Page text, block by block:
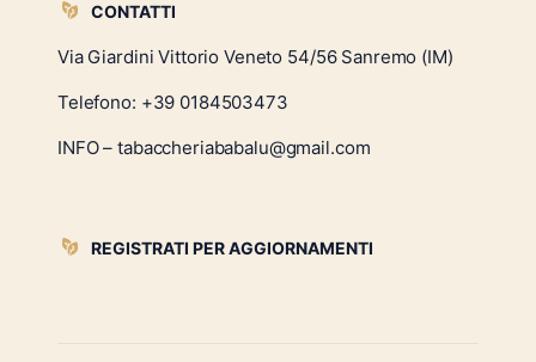
CONTATTI
Via Giardini Vittorio Veneto 54/56 Sanremo (IM)
Telefono: +39 0184503473
INFO – tabaccheriababalu@gmail.com
REGISTRATI PER AGGIORNAMENTI